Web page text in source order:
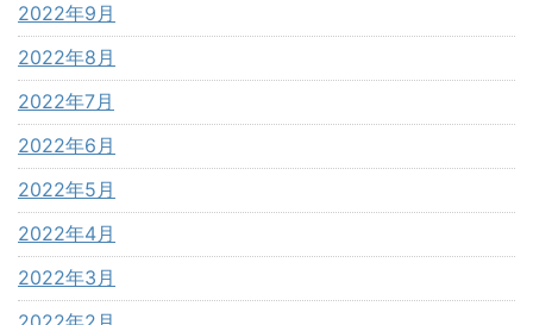
2022年9月
2022年8月
2022年7月
2022年6月
2022年5月
2022年4月
2022年3月